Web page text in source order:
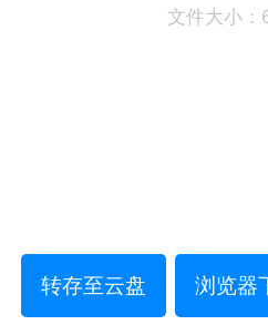
文件大小
转存至云盘 浏览器